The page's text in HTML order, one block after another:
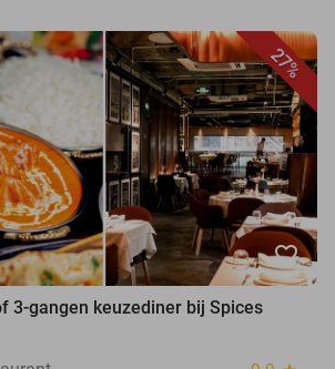
27%
favorite_border
3-gangen keuzediner bij Spices